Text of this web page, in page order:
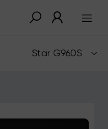
Star G960S